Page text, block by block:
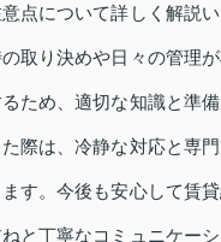
点について詳しく解説
取り決めや日々の管理
ため、適切な知識と準
際は、冷静な対応と専
す。今後も安心して賃貸
と丁寧なコミュニケー